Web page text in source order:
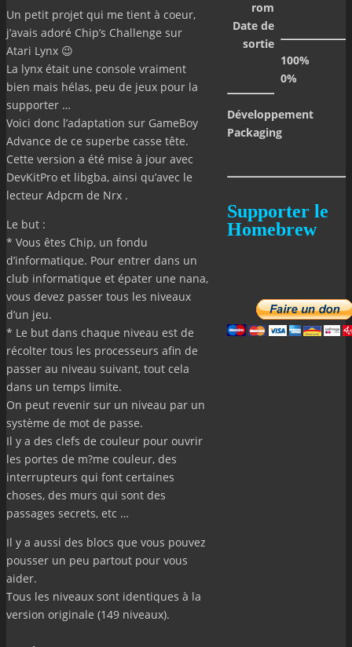
Un petit projet qui me tient à coeur,
j’avais adoré Chip’s Challenge sur
Atari Lynx 😉
La lynx était une console vraiment
bien mais hélas, peu de jeux pour la
supporter …
Voici donc l’adaptation sur GameBoy
Advance de ce superbe casse tête.
Cette version a été mise à jour avec
DevKitPro et libgba, ainsi qu’avec le
lecteur Adpcm de Nrx .
Le but :
* Vous êtes Chip, un fondu
d’informatique. Pour entrer dans un
club informatique et épater une nana,
vous devez passer tous les niveaux
d’un jeu.
* Le but dans chaque niveau est de
récolter tous les processeurs afin de
passer au niveau suivant, tout cela
dans un temps limite.
On peut revenir sur un niveau par un
système de mot de passe.
Il y a des clefs de couleur pour ouvrir
les portes de m?me couleur, des
interrupteurs qui font certaines
choses, des murs qui sont des
passages secrets, etc …
Il y a aussi des blocs que vous pouvez
pousser un peu partout pour vous
aider.
Tous les niveaux sont identiques à la
version originale (149 niveaux).
rom
Date de
sortie
Développement
Packaging
100%
0%
Supporter le
Homebrew